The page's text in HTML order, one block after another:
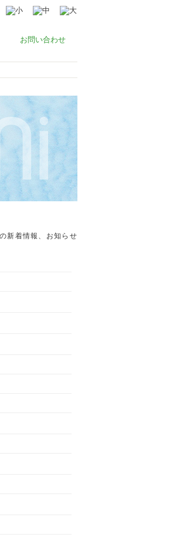
お問い合わせ
新着情報、お知らせ